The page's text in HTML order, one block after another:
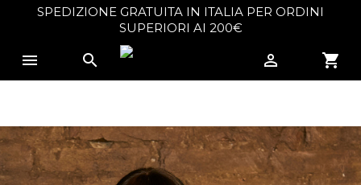
SPEDIZIONE GRATUITA IN ITALIA PER ORDINI
SUPERIORI AI 200€
   shopping_cart
Create wishlist
Wishlist name
Cancel Create wishlist